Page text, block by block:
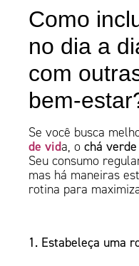
Como
no dia a
com
bem-
Se você busca
de vida, ochá verde
Seu consumo
mas há maneiras
rotina para
1. Estabeleça uma